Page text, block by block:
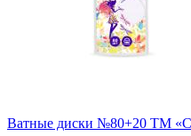
Ватные диски №80+20 ТМ